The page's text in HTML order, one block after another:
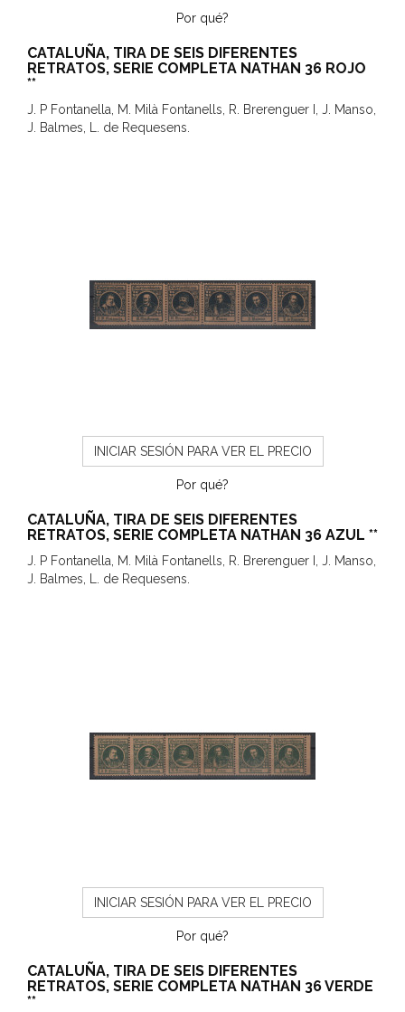
Por qué?
CATALUÑA, TIRA DE SEIS DIFERENTES
RETRATOS, SERIE COMPLETA NATHAN 36 ROJO
**
J. P Fontanella, M. Milà Fontanells, R. Brerenguer I, J. Manso,
J. Balmes, L. de Requesens.
INICIAR SESIÓN PARA VER EL PRECIO
Por qué?
CATALUÑA, TIRA DE SEIS DIFERENTES
RETRATOS, SERIE COMPLETA NATHAN 36 AZUL **
J. P Fontanella, M. Milà Fontanells, R. Brerenguer I, J. Manso,
J. Balmes, L. de Requesens.
INICIAR SESIÓN PARA VER EL PRECIO
Por qué?
CATALUÑA, TIRA DE SEIS DIFERENTES
RETRATOS, SERIE COMPLETA NATHAN 36 VERDE
**